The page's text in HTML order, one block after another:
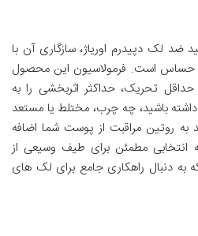
ضد لک دپیدرم اوریاژ، سازگاری آن با
است. فرمولاسیون این محصول
تحریک، حداکثر اثربخشی را به
باشید، چه چرب، مختلط یا مستعد
به روتین مراقبت از پوست شما اضافه
انتخابی مطمئن برای طیف وسیعی از
به دنبال راهکاری جامع برای لک های